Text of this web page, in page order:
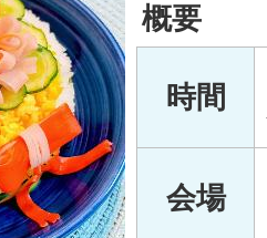
概要
時間
会場